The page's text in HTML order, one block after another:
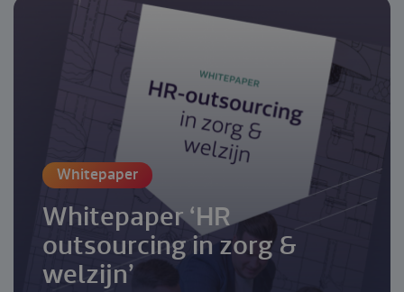
Whitepaper
Whitepaper ‘HR
outsourcing in zorg &
welzijn’